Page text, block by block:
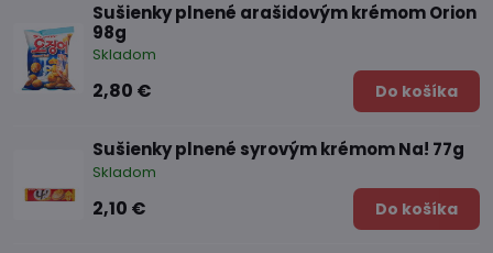
Sušienky plnené arašidovým krémom Orion
98g
Skladom
2,80 € Do košíka
Sušienky plnené syrovým krémom Na! 77g
Skladom
2,10 € Do košíka